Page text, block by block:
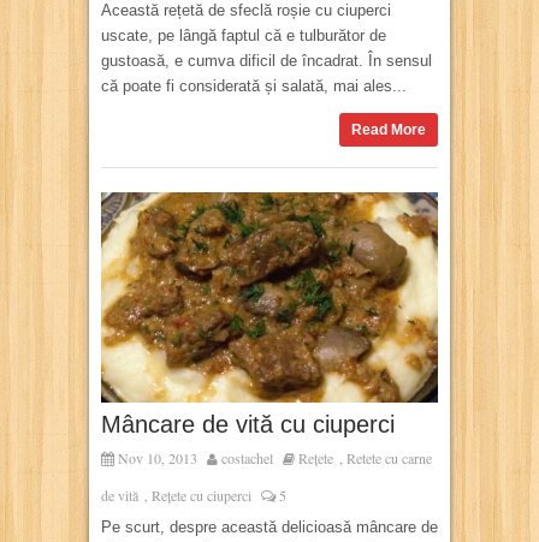
Această rețetă de sfeclă roșie cu ciuperci
uscate, pe lângă faptul că e tulburător de
gustoasă, e cumva dificil de încadrat. În sensul
că poate fi considerată și salată, mai ales...
Read More
Mâncare de vită cu ciuperci
Nov 10, 2013 costachel Rețete , Retete cu carne
de vită , Rețete cu ciuperci 5
Pe scurt, despre această delicioasă mâncare de